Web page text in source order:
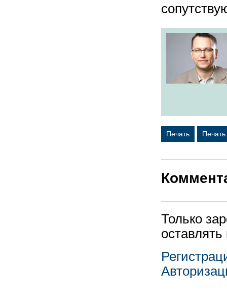
Печать
Только